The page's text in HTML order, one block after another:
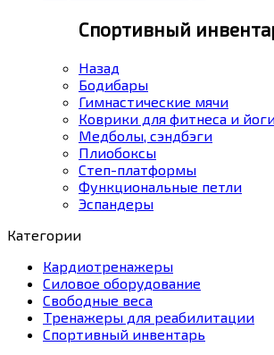
Спортивный
Назад
Бодибары
Гимнастические мячи
Коврики для фитнеса и
Медболы, сэндбэги
Плиобоксы
Степ-платформы
Функциональные петли
Эспандеры
Категории
Кардиотренажеры
Силовое оборудование
Свободные веса
Тренажеры для реабилитации
Спортивный инвентарь